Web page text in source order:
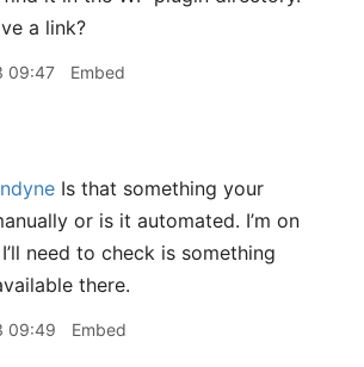
a link?
09:47 Embed
Is that something your
or is it automated. I’m on
need to check is something
there.
09:49 Embed